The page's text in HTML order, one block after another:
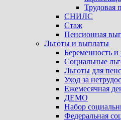
Трудовая
СНИЛС
Стаж
Пенсионная
Льготы и выплаты
Беременность
Социальные
Льготы для
Уход за
Ежемесячная
ДЕМО
Набор
Федеральная